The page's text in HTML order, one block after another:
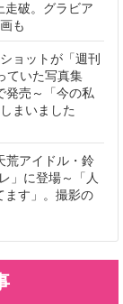
走破。グラビア
も
ョットが「週刊
ていた写真集
発売～「今の私
まいました
荒アイドル・鈴
」に登場～「人
ます」。撮影の